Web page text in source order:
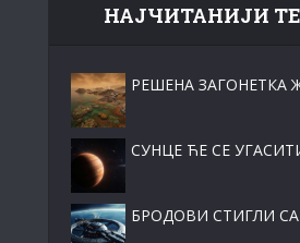
НАЈЧИТАНИЈИ
РЕШЕНА ЗАГОНЕТКА
СУНЦЕ ЋЕ СЕ
БРОДОВИ СТИГЛИ